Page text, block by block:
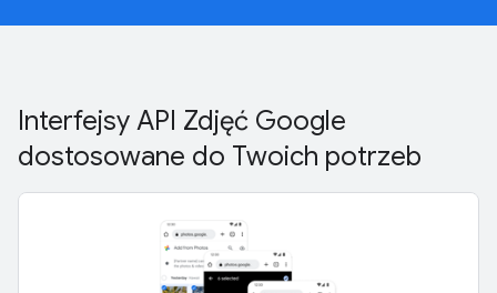
Interfejsy API Zdjęć Google
dostosowane do Twoich potrzeb